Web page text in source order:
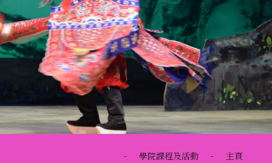
- 學院課程及活動 - 主頁